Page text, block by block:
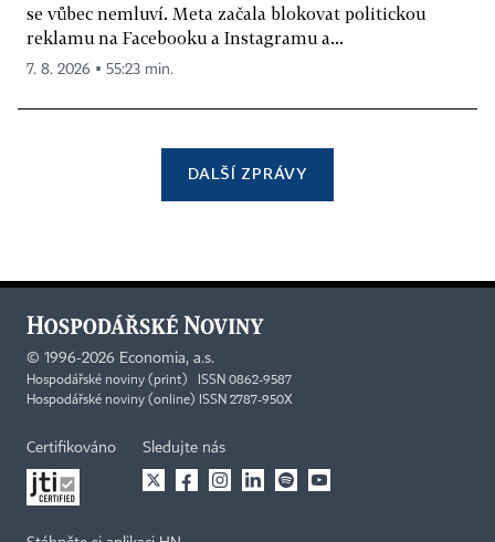
se vůbec nemluví. Meta začala blokovat politickou
reklamu na Facebooku a Instagramu a...
7. 8. 2026 ▪ 55:23 min.
DALŠÍ ZPRÁVY
© 1996-2026 Economia, a.s.
Hospodářské noviny (print) ISSN 0862-9587
Hospodářské noviny (online) ISSN 2787-950X
Certifikováno Sledujte nás